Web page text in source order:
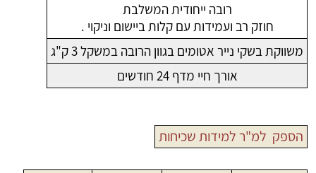
רובה ייחודית המשלבת
חוזק רב ועמידות עם קלות ביישום וניקוי .
משווקת בשקי נייר אטומים בגוון הרובה במשקל 3 ק"ג
אורך חיי מדף 24 חודשים
הספק למ"ר למידות שכיחות